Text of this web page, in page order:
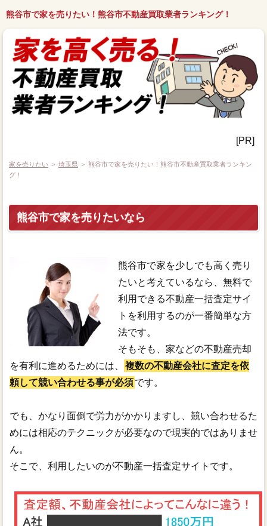
熊谷市で家を売りたい！熊谷市不動産買取業者ランキング！
[PR]
家を売りたい ＞ 埼玉県 ＞ 熊谷市で家を売りたい！熊谷市不動産買取業者ランキン
グ！
熊谷市で家を売りたいなら
熊谷市で家を少しでも高く売り
たいと考えているなら、無料で
利用できる不動産一括査定サイ
トを利用するのが一番簡単な方
法です。
そもそも、家などの不動産売却
を有利に進めるためには、
複数の不動産会社に査定を依
頼して競い合わせる事が必須です。
でも、かなり面倒で労力がかかりますし、競い合わせるた
めには相応のテクニックが必要なので現実的ではありませ
ん。
そこで、利用したいのが不動産一括査定サイトです。